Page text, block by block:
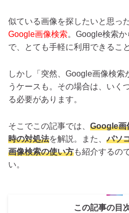
似ている画像を探したいと思っ
Google画像検索。Google検索
で、とても手軽に利用できるこ
しかし「突然、Google画像検索
うケースも。その場合は、いく
る必要があります。
そこでこの記事では、 Google画
時の対処法を解説。また、 パソ
画像検索の使い方も紹介するの
い。
この記事の目